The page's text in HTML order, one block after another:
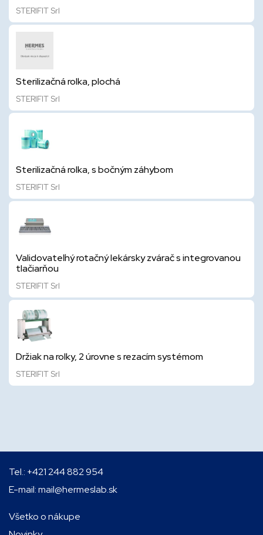
STERIFIT Srl
Sterilizačná rolka, plochá
STERIFIT Srl
Sterilizačná rolka, s bočným záhybom
STERIFIT Srl
Validovateľný rotačný lekársky zvárač s integrovanou
tlačiarňou
STERIFIT Srl
Držiak na rolky, 2 úrovne s rezacím systémom
STERIFIT Srl
Tel.: +421 244 882 954
E-mail:mail@hermeslab.sk
Všetko o nákupe